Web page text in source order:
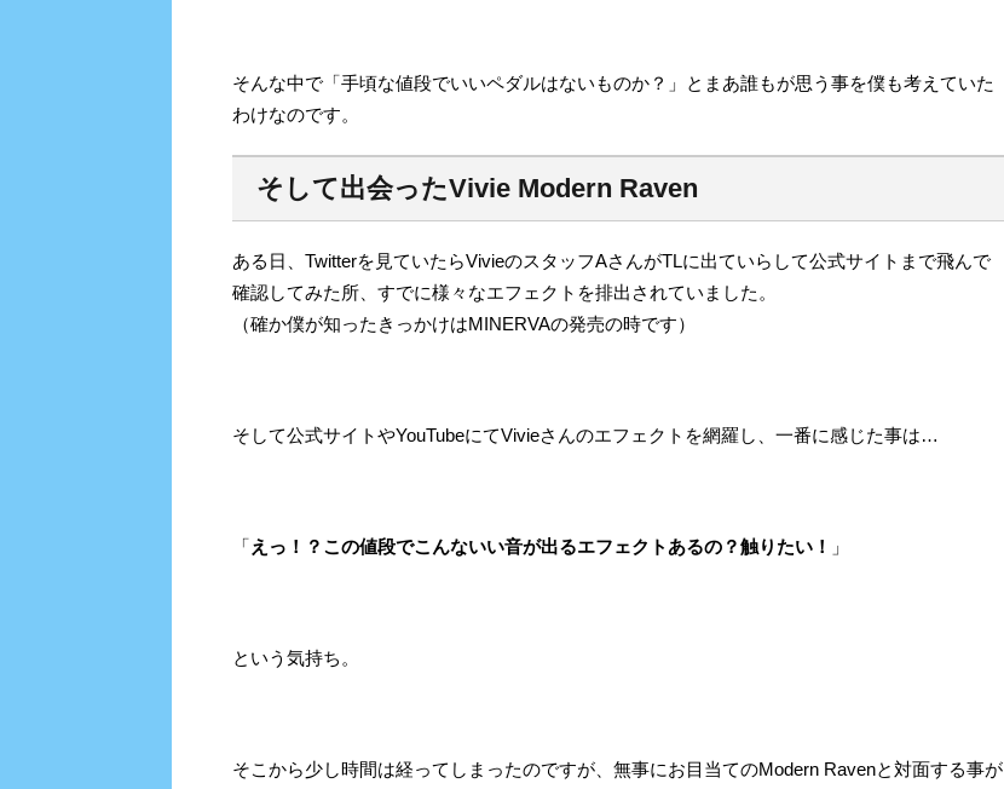
そんな中で「手頃な値段でいいペダルはないものか？」とまあ誰もが思う事を僕も考えていた
わけなのです。
そして出会ったVivie Modern Raven
ある日、Twitterを見ていたらVivieのスタッフAさんがTLに出ていらして公式サイトまで飛んで
確認してみた所、すでに様々なエフェクトを排出されていました。
（確か僕が知ったきっかけはMINERVAの発売の時です）
そして公式サイトやYouTubeにてVivieさんのエフェクトを網羅し、一番に感じた事は…
「えっ！？この値段でこんないい音が出るエフェクトあるの？触りたい！ 」
という気持ち。
そこから少し時間は経ってしまったのですが、無事にお目当てのModern Ravenと対面する事が